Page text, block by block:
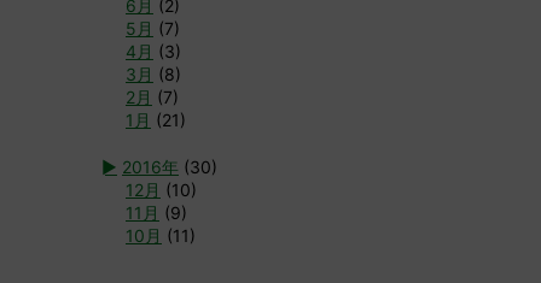
6月 (2)
5月 (7)
4月 (3)
3月 (8)
2月 (7)
1月 (21)
► 2016年 (30)
12月 (10)
11月 (9)
10月 (11)